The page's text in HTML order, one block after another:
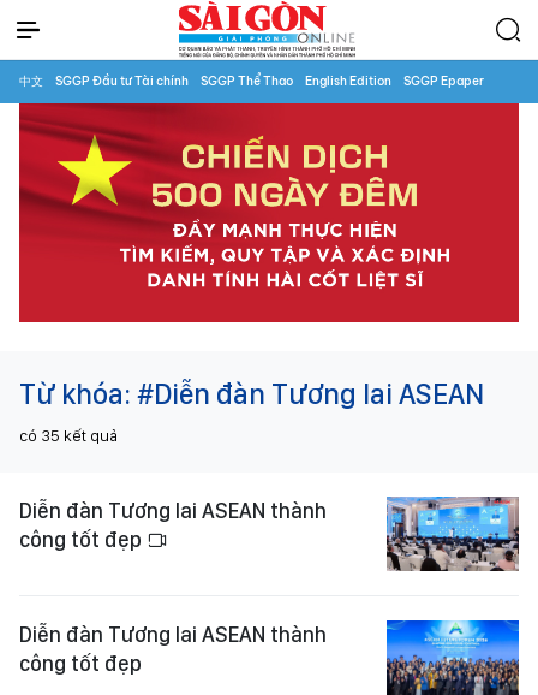
中文 SGGP Đầu tư Tài chính SGGP Thể Thao English Edition SGGP Epaper
Từ khóa: #Diễn đàn Tương lai ASEAN
có 35 kết quả
Diễn đàn Tương lai ASEAN thành
công tốt đẹp
Diễn đàn Tương lai ASEAN thành
công tốt đẹp